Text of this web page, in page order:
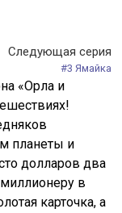
Следующая серия
#3 Ямайка
«Орла и
планеты и
долларов два
в
карточка, а